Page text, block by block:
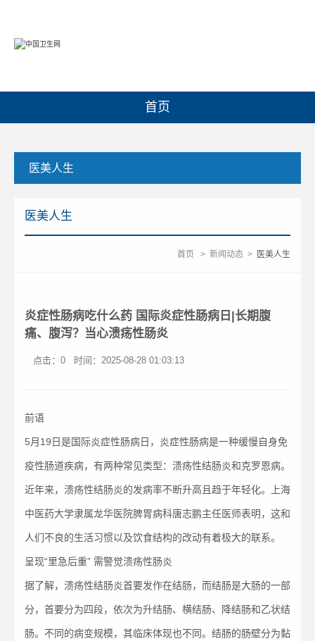
首页
医美人生
医美人生
首页 > 新闻动态 > 医美人生
炎症性肠病吃什么药 国际炎症性肠病日|长期腹
痛、腹泻？当心溃疡性肠炎
点击：0 时间：2025-08-28 01:03:13
前语
5月19日是国际炎症性肠病日，炎症性肠病是一种缓慢自身免
疫性肠道疾病，有两种常见类型：溃疡性结肠炎和克罗恩病。
近年来，溃疡性结肠炎的发病率不断升高且趋于年轻化。上海
中医药大学隶属龙华医院脾胃病科唐志鹏主任医师表明，这和
人们不良的生活习惯以及饮食结构的改动有着极大的联系。
呈现“里急后重” 需警觉溃疡性肠炎
据了解，溃疡性结肠炎首要发作在结肠，而结肠是大肠的一部
分，首要分为四段，依次为升结肠、横结肠、降结肠和乙状结
肠。不同的病变规模，其临床体现也不同。结肠的肠壁分为黏